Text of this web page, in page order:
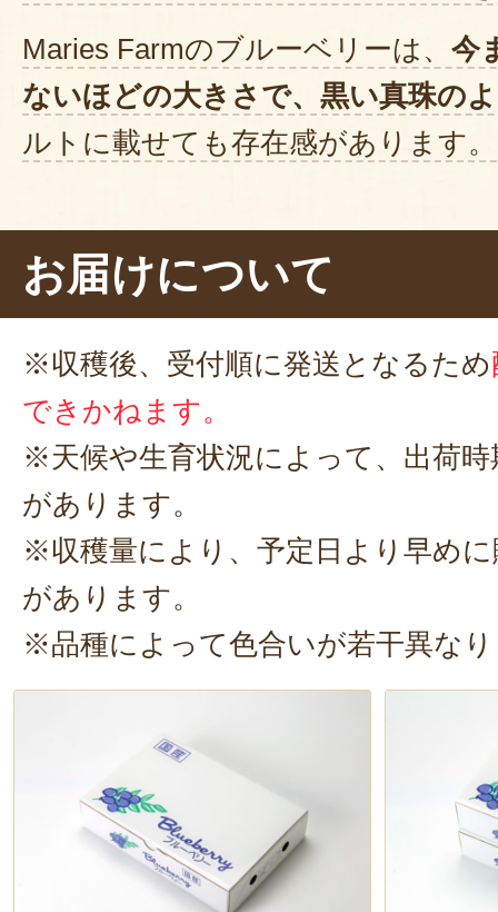
Maries Farmのブルーベリーは、 今
ないほどの大きさで、黒い真珠の
ルトに載せても存在感があります。
ベリーの果汁が口の中に広がって
トの酸味と調和して、美味しい～
気分もリフレッシュできました♪
まま食べてもらいたいです
お届けについて
※収穫後、受付順に発送となるため
できかねます。
※天候や生育状況によって、出荷
があります。
※収穫量により、予定日より早め
があります。
※品種によって色合いが若干異な